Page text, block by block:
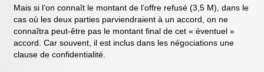
Mais si l’on connaît le montant de l’offre refusé (3,5 M), dans le
cas où les deux parties parviendraient à un accord, on ne
connaîtra peut-être pas le montant final de cet « éventuel »
accord. Car souvent, il est inclus dans les négociations une
clause de confidentialité.